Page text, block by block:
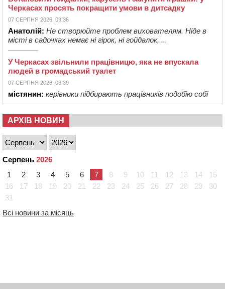
Черкасах просять покращити умови в дитсадку
07 СЕРПНЯ 2026, 09:36
Анатолій: Не створюйте проблем вихователям. Ніде в
місті в садочках немає ні гірок, ні гойдалок, ...
У Черкасах звільнили працівницю, яка не впускала
людей в громадський туалет
07 СЕРПНЯ 2026, 08:39
містянин: керівники підбирають працівників подобію собі
АРХІВ НОВИН
Серпень 2026
1
2 3 4 5 6 7 8 9 10 11 12 13 14
15
16
17 18 19 20 21 22 23 24 25 26 27 28 29
30
31
Всі новини за місяць